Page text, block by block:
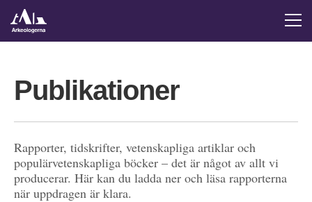
Publikationer
Rapporter, tidskrifter, vetenskapliga artiklar och
populärvetenskapliga böcker – det är något av allt vi
producerar. Här kan du ladda ner och läsa rapporterna
när uppdragen är klara.